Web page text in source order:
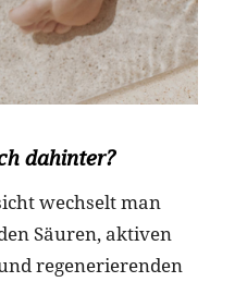
dahinter?
wechselt man
Säuren, aktiven
regenerierenden